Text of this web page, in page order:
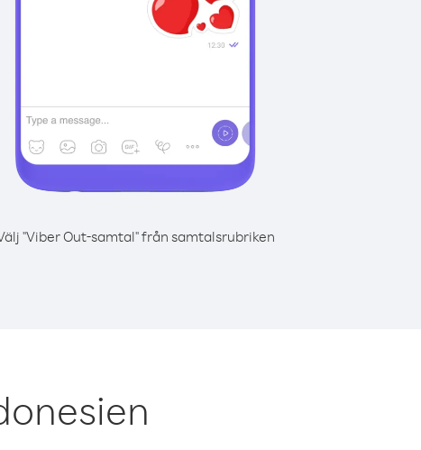
"Viber Out-samtal" från samtalsrubriken